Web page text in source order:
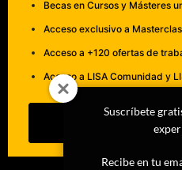
Becas en Cursos y Másteres
Acceso exclusivo a
Acceso a +120 ofertas de
Acceso a LISA Comunidad y
Suscríbete
Recibe en tu